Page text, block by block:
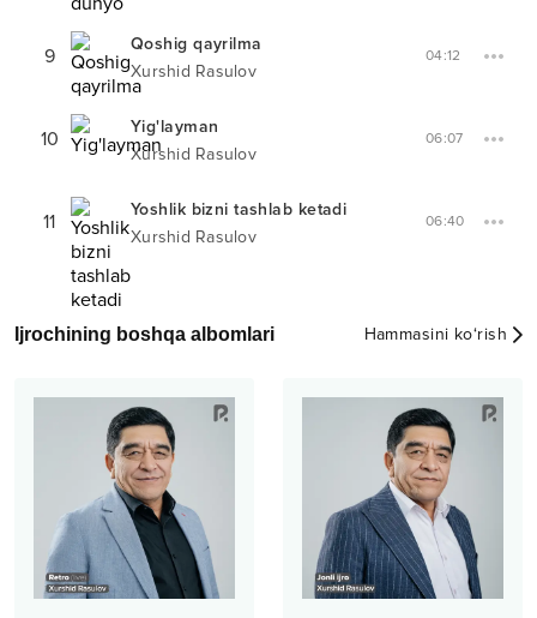
9
Qoshig qayrilma
Xurshid Rasulov
04:12
10
Yig'layman
Xurshid Rasulov
06:07
11
Yoshlik bizni tashlab ketadi
Xurshid Rasulov
06:40
Ijrochining boshqa albomlari Hammasini ko‘rish